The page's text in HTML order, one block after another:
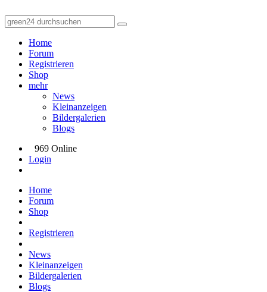
Home
Forum
Registrieren
Shop
mehr
News
Kleinanzeigen
Bildergalerien
Blogs
969 Online
Login
Home
Forum
Shop
Registrieren
News
Kleinanzeigen
Bildergalerien
Blogs